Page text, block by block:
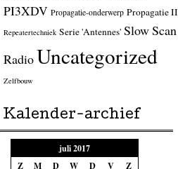
PI3XDV Propagatie-onderwerp Propagatie II
Repeatertechniek Serie 'Antennes' Slow Scan
RadioUncategorized
Zelfbouw
Kalender-archief
juli 2017
Z
M D W D V Z